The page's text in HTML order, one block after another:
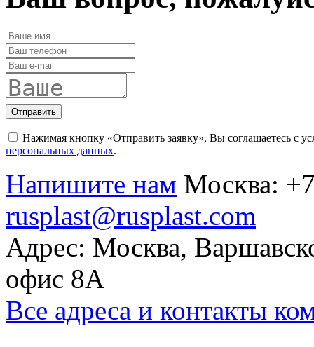
Отправить
Нажимая кнопку «Отправить заявку», Вы соглашаетесь с
персональных данных.
Напишите нам Москва:
rusplast@rusplast.com
Адрес: Москва,
офис 8А
Все адреса и контакты